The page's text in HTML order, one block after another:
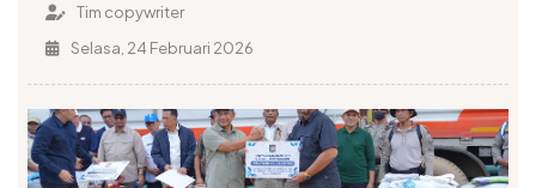
Tim copywriter
Selasa, 24 Februari 2026